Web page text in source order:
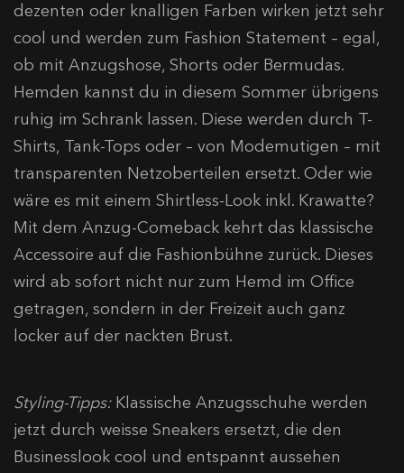
dezenten oder knalligen Farben wirken jetzt sehr
cool und werden zum Fashion Statement – egal,
ob mit Anzugshose, Shorts oder Bermudas.
Hemden kannst du in diesem Sommer übrigens
ruhig im Schrank lassen. Diese werden durch T-
Shirts, Tank-Tops oder – von Modemutigen – mit
transparenten Netzoberteilen ersetzt. Oder wie
wäre es mit einem Shirtless-Look inkl. Krawatte?
Mit dem Anzug-Comeback kehrt das klassische
Accessoire auf die Fashionbühne zurück. Dieses
wird ab sofort nicht nur zum Hemd im Office
getragen, sondern in der Freizeit auch ganz
locker auf der nackten Brust.
Styling-Tipps:Klassische Anzugsschuhe werden
jetzt durch weisse Sneakers ersetzt, die den
Businesslook cool und entspannt aussehen